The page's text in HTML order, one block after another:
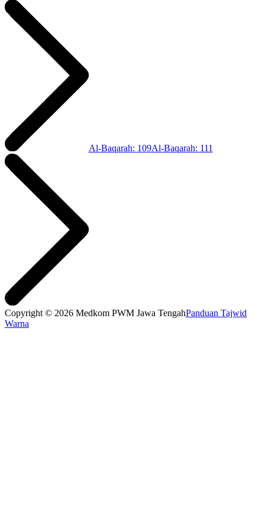
Al-Baqarah: 109Al-Baqarah: 111
Copyright © 2026 Medkom PWM Jawa TengahPanduan Tajwid
Warna